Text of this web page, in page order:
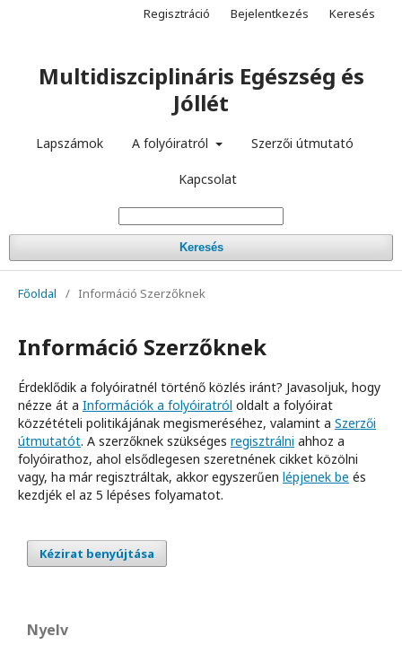
Multidiszciplináris Egészség és
Jóllét
Lapszámok A folyóiratról Szerzői útmutató
Kapcsolat
Keresés
Regisztráció Bejelentkezés Keresés
Főoldal / Információ Szerzőknek
Információ Szerzőknek
Érdeklődik a folyóiratnél történő közlés iránt? Javasoljuk, hogy
nézze át a Információk a folyóiratról oldalt a folyóirat
közzétételi politikájának megismeréséhez, valamint a Szerzői
útmutatót. A szerzőknek szükséges regisztrálni ahhoz a
folyóirathoz, ahol elsődlegesen szeretnének cikket közölni
vagy, ha már regisztráltak, akkor egyszerűen lépjenek be és
kezdjék el az 5 lépéses folyamatot.
Kézirat benyújtása
Nyelv